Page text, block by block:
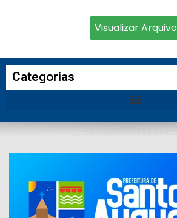
Visualizar Arquivo
Categorias